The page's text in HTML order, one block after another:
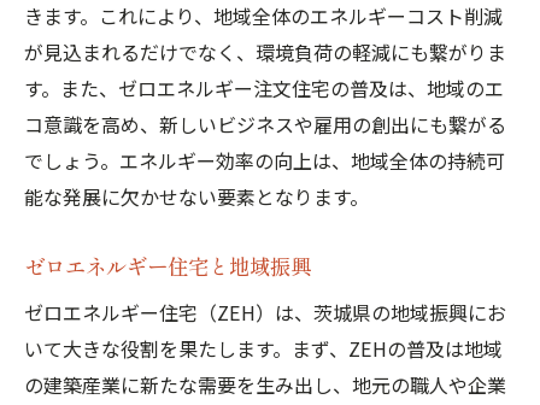
きます。これにより、地域全体のエネルギーコスト削減
が見込まれるだけでなく、環境負荷の軽減にも繋がりま
す。また、ゼロエネルギー注文住宅の普及は、地域のエ
コ意識を高め、新しいビジネスや雇用の創出にも繋がる
でしょう。エネルギー効率の向上は、地域全体の持続可
能な発展に欠かせない要素となります。
ゼロエネルギー住宅と地域振興
ゼロエネルギー住宅（ZEH）は、茨城県の地域振興にお
いて大きな役割を果たします。まず、ZEHの普及は地域
の建築産業に新たな需要を生み出し、地元の職人や企業